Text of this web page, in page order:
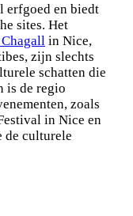
erfgoed en biedt
sites. Het
in Nice,
zijn slechts
schatten die
is de regio
zoals
in Nice en
de culturele